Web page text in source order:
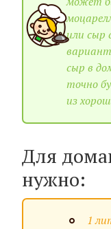
или сыр
сыр в
точно
из
Для
нужно:
1